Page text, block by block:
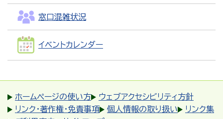
窓口混雑状況
イベントカレンダー
ホームページの使い方
ウェブアクセシビリティ方針
リンク・著作権・免責事項
個人情報の取り扱い
リンク集